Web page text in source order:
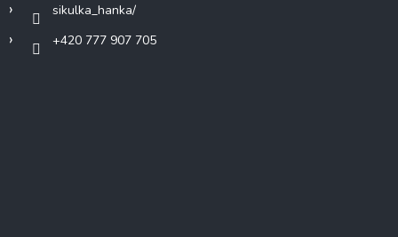
sikulka_hanka/
+420 777 907 705